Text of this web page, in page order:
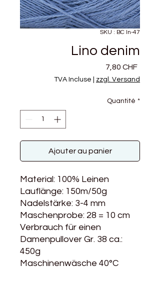
SKU : BC ln-47
Lino denim
7,80 CHFPrix
TVA Incluse zzgl. Versand
Quantité *
Ajouter au panier
Material: 100% Leinen
Lauflänge: 150m/50g
Nadelstärke: 3-4 mm
Maschenprobe: 28 = 10 cm
Verbrauch für einen
Damenpullover Gr. 38 ca.:
450g
Maschinenwäsche 40°C